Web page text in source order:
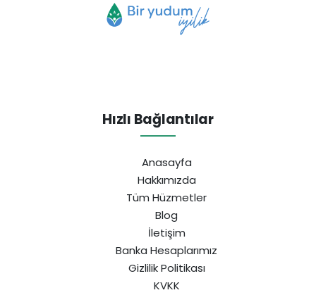
Hızlı Bağlantılar
Anasayfa
Hakkımızda
Tüm Hüzmetler
Blog
İletişim
Banka Hesaplarımız
Gizlilik Politikası
KVKK